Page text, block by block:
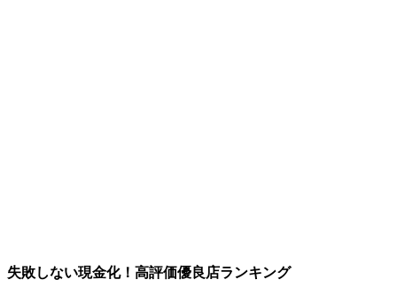
失敗しない現金化！高評価優良店ランキング